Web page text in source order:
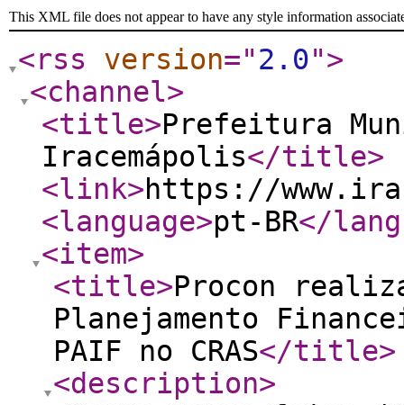
This XML file does not appear to have any style information
<rss version="2.0">
<channel>
<title>Prefeitura
Iracemápolis</title>
<link>https://
<language>pt-BR</
<item>
<title>Procon
Planejamento
PAIF no CRAS</title>
<description>